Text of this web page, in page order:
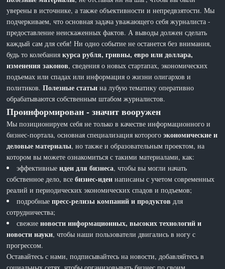
уверены в источнике, а также объективности и непредвзятости. Мы
подчеркиваем, что основная задача уважающего себя журналиста -
предоставление неискаженных фактов. А выводы должен сделать
каждый сам для себя! Ни одно событие не останется без внимания,
будь то колебаниякурса рубля, гривны, евро или доллара,
изменения законов, сведения о новых стартапах, экономических
подъемах или спадах или информация о жизни олигархов и
политиков.Полезные статьи на лубую тематику оперативно
обрабатываются собственным штабом журналистов.
Проинформирован - значит вооружен
Мы позиционируем себя не только в качестве информационного и
бизнес-портала, основная специализация которогоэкономические и
деловые материалы, но также и образовательным проектом, на
котором вы можете ознакомиться с такими материалами, как:
эффективныеидеи для бизнеса, чтобы вы могли начать
собственное дело, всебизнес-идеи написаны с учетом современных
реалий и периодических экономических спадов и подъемов;
подробныепресс-релизы компаний и продуктов для
сотрудничества;
свежиеновости информационных, высоких технологий и
новости науки, чтобы наши пользователи двигались в ногу с
прогрессом.
Оставайтесь с нами, подписывайтесь на новости, добавляйтесь в
социальных сетях, чтобы организовывать бизнес по своим